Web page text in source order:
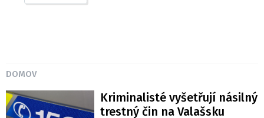
DOMOV
Kriminalisté vyšetřují násilný
trestný čin na Valašsku